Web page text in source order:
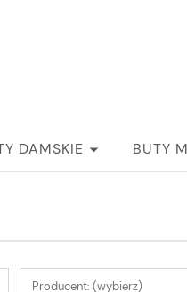
DAMSKIE BUTY
Producent: (wybierz)